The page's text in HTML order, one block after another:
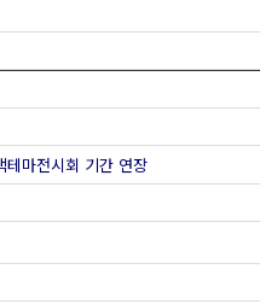
테마전시회 기간 연장